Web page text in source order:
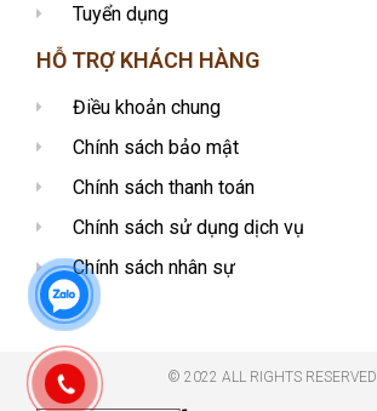
Tuyển dụng
HỖ TRỢ KHÁCH HÀNG
Điều khoản chung
Chính sách bảo mật
Chính sách thanh toán
Chính sách sử dụng dịch vụ
Chính sách nhân sự
© 2022 ALL RIGHTS RESERVED​